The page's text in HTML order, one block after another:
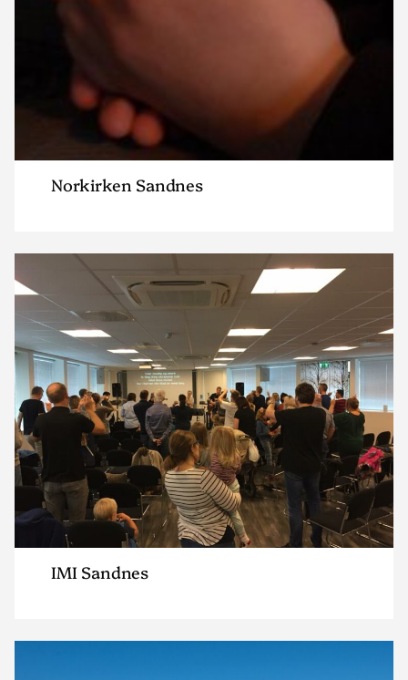
Norkirken Sandnes
IMI Sandnes
article
"IMI
Sandnes"